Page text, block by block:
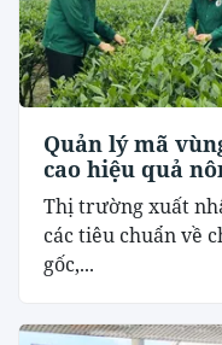
Quản lý mã
cao hiệu quả
Thị trường xuất
các tiêu chuẩn về
gốc,...